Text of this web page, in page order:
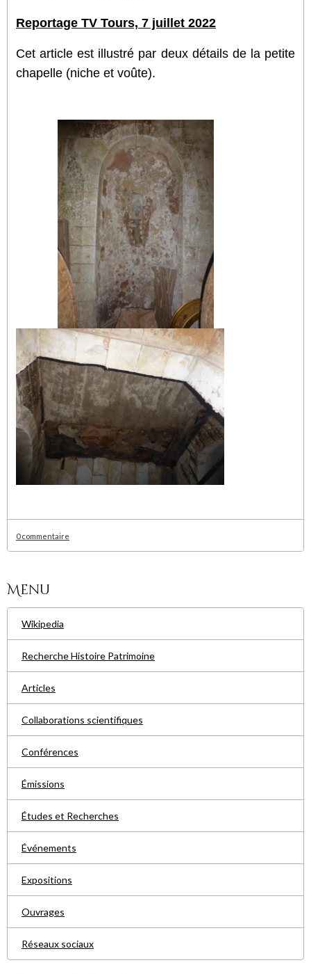
Reportage TV Tours, 7 juillet 2022
Cet article est illustré par deux détails de la petite
chapelle (niche et voûte).
0 commentaire
Menu
Wikipedia
Recherche Histoire Patrimoine
Articles
Collaborations scientifiques
Conférences
Émissions
Études et Recherches
Événements
Expositions
Ouvrages
Réseaux sociaux